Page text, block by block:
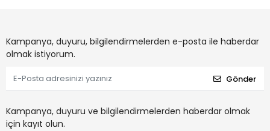
Kampanya, duyuru, bilgilendirmelerden e-posta ile haberdar
olmak istiyorum.
Gönder
Kampanya, duyuru ve bilgilendirmelerden haberdar olmak
için kayıt olun.